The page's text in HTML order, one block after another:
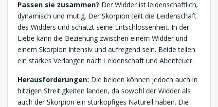
Passen sie zusammen? Der Widder ist leidenschaftlich,
dynamisch und mutig. Der Skorpion teilt die Leidenschaft
des Widders und schätzt seine Entschlossenheit. In der
Liebe kann die Beziehung zwischen einem Widder und
einem Skorpion intensiv und aufregend sein. Beide teilen
ein starkes Verlangen nach Leidenschaft und Abenteuer.
Herausforderungen: Die beiden können jedoch auch in
hitzigen Streitigkeiten landen, da sowohl der Widder als
auch der Skorpion ein sturköpfiges Naturell haben. Die